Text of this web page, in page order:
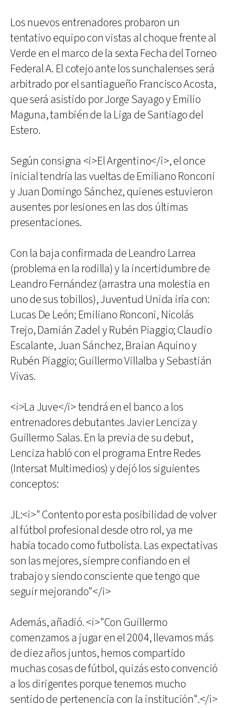
Los nuevos entrenadores probaron un
tentativo equipo con vistas al choque frente al
Verde en el marco de la sexta Fecha del Torneo
Federal A. El cotejo ante los sunchalenses será
arbitrado por el santiagueño Francisco Acosta,
que será asistido por Jorge Sayago y Emilio
Maguna, también de la Liga de Santiago del
Estero.
Según consigna <i>El Argentino</i>, el once
inicial tendría las vueltas de Emiliano Ronconi
y Juan Domingo Sánchez, quienes estuvieron
ausentes por lesiones en las dos últimas
presentaciones.
Con la baja confirmada de Leandro Larrea
(problema en la rodilla) y la incertidumbre de
Leandro Fernández (arrastra una molestia en
uno de sus tobillos), Juventud Unida iría con:
Lucas De León; Emiliano Ronconi, Nicolás
Trejo, Damián Zadel y Rubén Piaggio; Claudio
Escalante, Juan Sánchez, Braian Aquino y
Rubén Piaggio; Guillermo Villalba y Sebastián
Vivas.
<i>La Juve</i> tendrá en el banco a los
entrenadores debutantes Javier Lenciza y
Guillermo Salas. En la previa de su debut,
Lenciza habló con el programa Entre Redes
(Intersat Multimedios) y dejó los siguientes
conceptos:
JL:<i>" Contento por esta posibilidad de volver
al fútbol profesional desde otro rol, ya me
había tocado como futbolista. Las expectativas
son las mejores, siempre confiando en el
trabajo y siendo consciente que tengo que
seguir mejorando"</i>
Además, añadió. <i>"Con Guillermo
comenzamos a jugar en el 2004, llevamos más
de diez años juntos, hemos compartido
muchas cosas de fútbol, quizás esto convenció
a los dirigentes porque tenemos mucho
sentido de pertenencia con la institución".</i>